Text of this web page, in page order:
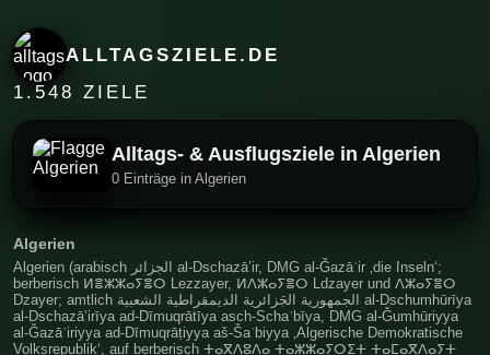
ALLTAGSZIELE.DE
1.548 ZIELE
Alltags- & Ausflugsziele in Algerien
0 Einträge in Algerien
Algerien
Algerien (arabisch الجزائر al-Dschazā’ir, DMG al-Ǧazāʾir ‚die Inseln‘;
berberisch ⵍⴻⵣⵣⴰⵢⴻⵔ Lezzayer, ⵍⴷⵣⴰⵢⴻⵔ Ldzayer und ⴷⵣⴰⵢⴻⵔ
Dzayer; amtlich الجمهورية الجَزائرية الديمقراطية الشعبية al-Dschumhūrīya
al-Dschazā’irīya ad-Dīmuqrātīya asch-Schaʿbīya, DMG al-Ǧumhūriyya
al-Ǧazāʾiriyya ad-Dīmuqrāṭiyya aš-Šaʿbiyya ‚Algerische Demokratische
Volksrepublik‘, auf berberisch ⵜⴰⴳⴷⵓⴷⴰ ⵜⴰⵣⵣⴰⵢⵔⵉⵜ ⵜⴰⵎⴰⴳⴷⴰⵢⵜ